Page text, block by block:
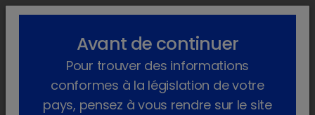
lock_outline search menu
Nutrition
Avant de continuer
Pour trouver des informations
conformes à la législation de votre
pays, pensez à vous rendre sur le site